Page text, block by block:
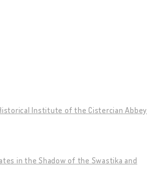
Institute of the Cistercian Abbey
in the Shadow of the Swastika and